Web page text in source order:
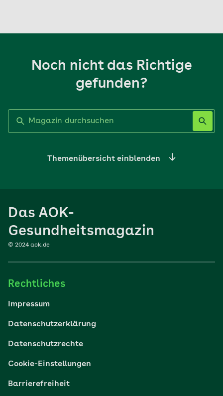
Noch nicht das Richtige
gefunden?
Themenübersicht einblenden
Sport
Reisen
Wohlbefinden
Digital gesund
Das AOK-
Gesundheitsmagazin
© 2024 aok.de
Rechtliches
Impressum
Datenschutzerklärung
Datenschutzrechte
Cookie-Einstellungen
Barrierefreiheit